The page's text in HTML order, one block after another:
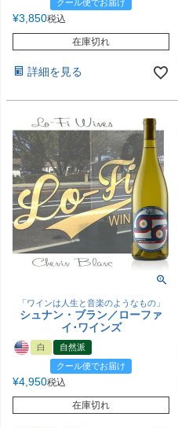
クール便でお届け
¥3,850税込
在庫切れ
詳細を見る
「ワインは人生と音楽のようなもの」
シュナン・ブラン／ローファ
イ･ワインズ
白
自然派
クール便でお届け
¥4,950税込
在庫切れ